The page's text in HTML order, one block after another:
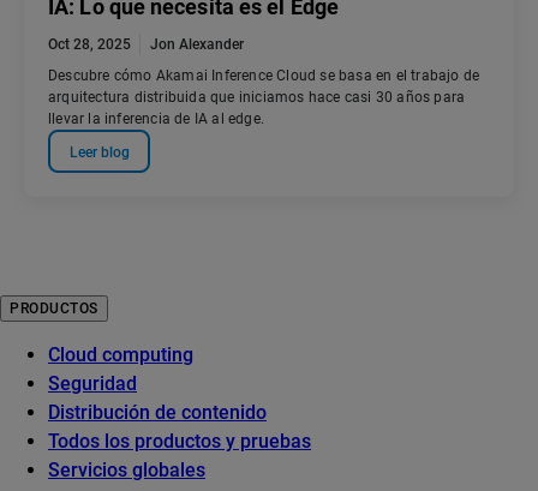
IA: Lo que necesita es el Edge
Oct 28, 2025
Jon Alexander
Descubre cómo Akamai Inference Cloud se basa en el trabajo de
arquitectura distribuida que iniciamos hace casi 30 años para
llevar la inferencia de IA al edge.
Leer blog
PRODUCTOS
Cloud computing
Seguridad
Distribución de contenido
Todos los productos y pruebas
Servicios globales